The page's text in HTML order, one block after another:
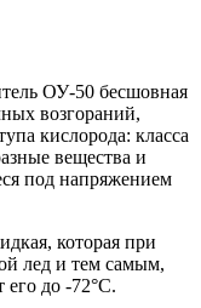
ОУ-50 бесшовная
возгораний,
кислорода: класса
вещества и
под напряжением
которая при
лед и тем самым,
его до -72°C.